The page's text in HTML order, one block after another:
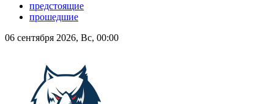
предстоящие
прошедшие
06 сентября 2026, Вс, 00:00